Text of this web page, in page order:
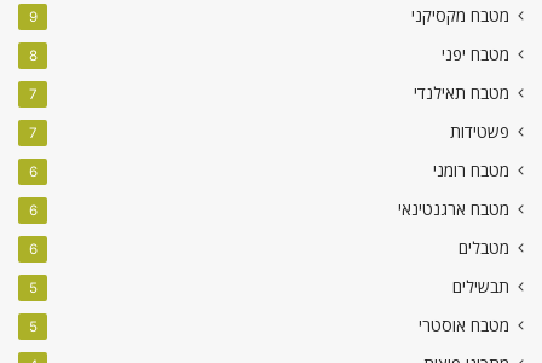
מטבח מקסיקני 9
מטבח יפני 8
מטבח תאילנדי 7
פשטידות 7
מטבח רומני 6
מטבח ארגנטינאי 6
מטבלים 6
תבשילים 5
מטבח אוסטרי 5